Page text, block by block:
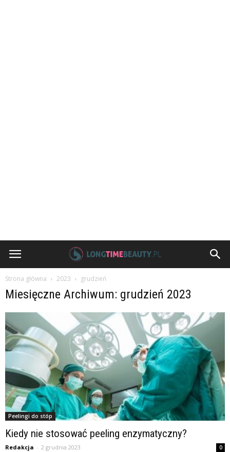
Strona główna 2023 grudzień
Miesięczne Archiwum: grudzień 2023
Peelingi do stóp
Kiedy nie stosować peeling enzymatyczny?
Redakcja - 2 grudnia 2023 0